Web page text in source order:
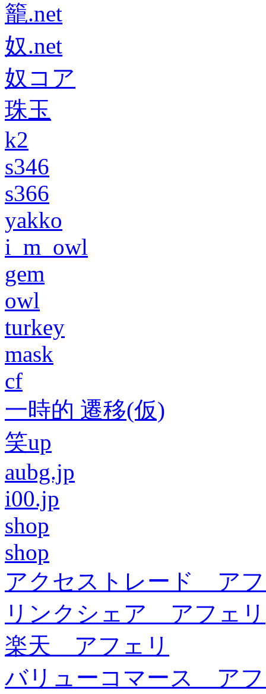
籠.net
奴.net
奴コア
珠玉
k2
s346
s366
yakko
i_m_owl
gem
owl
turkey
mask
cf
一時的 遷移(仮)
笑up
aubg.jp
i00.jp
shop
shop
アクセストレード ア
リンクシェア アフェリ
楽天 アフェリ
バリューコマース ア